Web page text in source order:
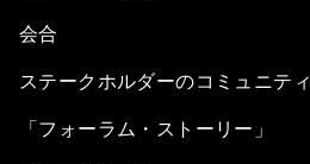
会合
ステークホルダーのコミュニティ
「フォーラム・ストーリー」